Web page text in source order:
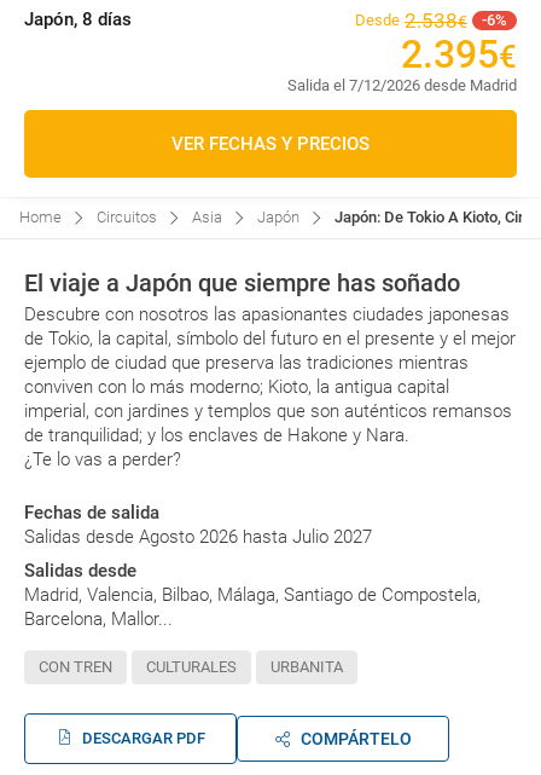
Japón, 8 días Desde 2.538€ 6
2.395€
Salida el 7/12/2026 desde Madrid
VER FECHAS Y PRECIOS
Home Circuitos Asia Japón Japón: De Tokio A Kioto,
El viaje a Japón que siempre has soñado
Descubre con nosotros las apasionantes ciudades japonesas
de Tokio, la capital, símbolo del futuro en el presente y el mejor
ejemplo de ciudad que preserva las tradiciones mientras
conviven con lo más moderno; Kioto, la antigua capital
imperial, con jardines y templos que son auténticos remansos
de tranquilidad; y los enclaves de Hakone y Nara.
¿Te lo vas a perder?
Fechas de salida
Salidas desde Agosto 2026 hasta Julio 2027
Salidas desde
Madrid, Valencia, Bilbao, Málaga, Santiago de Compostela,
Barcelona, Mallor...
CON TREN CULTURALES URBANITA
DESCARGAR PDF COMPÁRTELO